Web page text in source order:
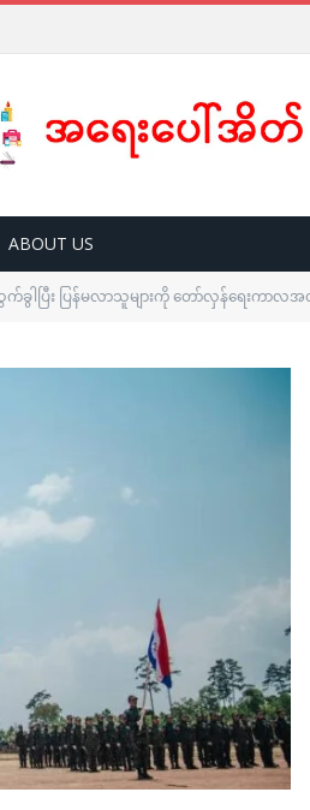
ABOUT US
ခွါပြီး ပြန်မလာသူများကို တော်လှန်ရေးကာ